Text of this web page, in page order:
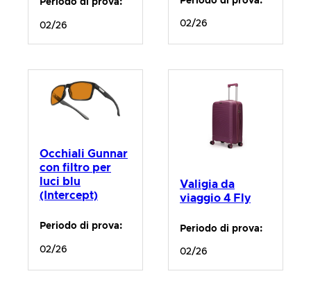
Periodo di prova:
02/26 02/26
Occhiali Gunnar
con filtro per
luci blu
(Intercept)
Periodo di prova:
02/26
Valigia da
viaggio 4 Fly
Periodo di prova:
02/26